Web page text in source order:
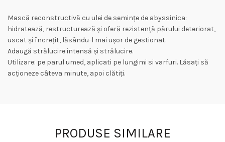
Mască reconstructivă cu ulei de semințe de abyssinica:
hidratează, restructurează și oferă rezistență părului deteriorat,
uscat și încrețit, lăsându-l mai ușor de gestionat.
Adaugă strălucire intensă și strălucire.
Utilizare: pe parul umed, aplicati pe lungimi si varfuri. Lăsați să
acționeze câteva minute, apoi clătiți.
PRODUSE SIMILARE